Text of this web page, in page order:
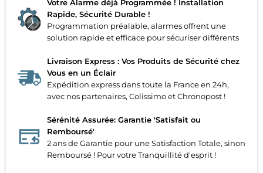
Votre Alarme déjà Programmée ! Installation
Rapide, Sécurité Durable !
Programmation préalable, alarmes offrent une
solution rapide et efficace pour sécuriser différents
Livraison Express : Vos Produits de Sécurité chez
Vous en un Éclair
Expédition express dans toute la France en 24h,
avec nos partenaires, Colissimo et Chronopost !
Sérénité Assurée: Garantie 'Satisfait ou
Remboursé'
2 ans de Garantie pour une Satisfaction Totale, sinon
Remboursé ! Pour votre Tranquillité d'esprit !